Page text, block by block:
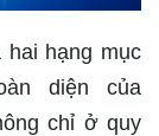
hạng mục
diện của
chỉ ở quy